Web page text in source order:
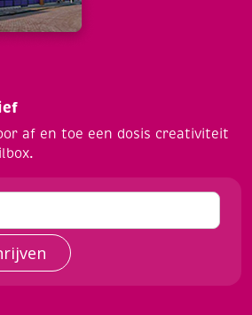
af en toe een dosis creativiteit